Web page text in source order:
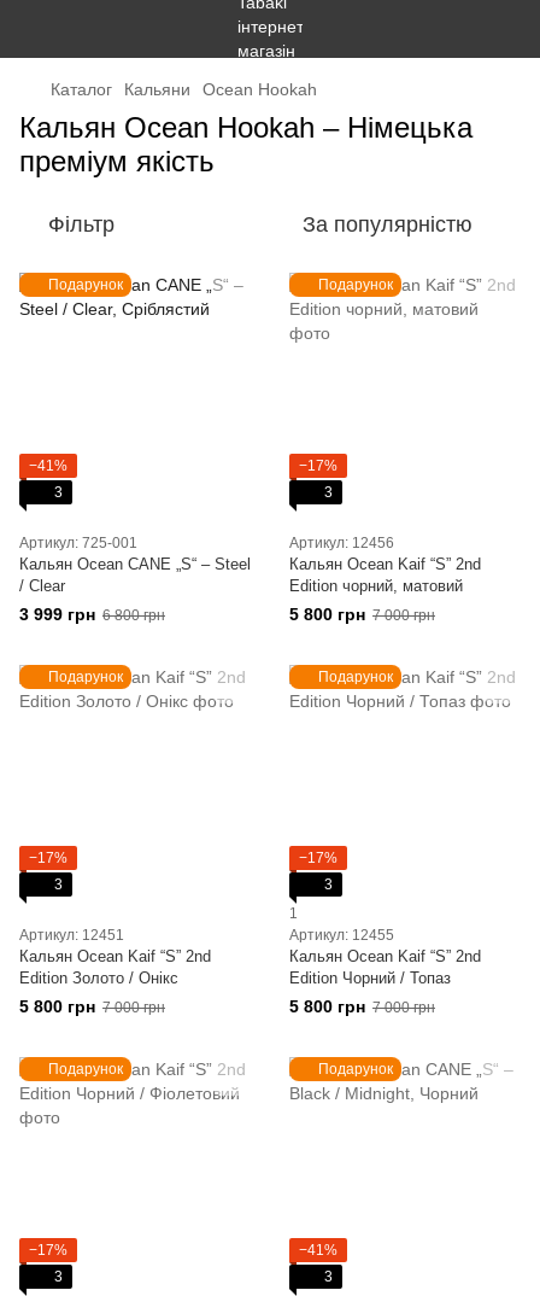
Каталог Кальяни Ocean Hookah
Кальян Ocean Hookah – Німецька
преміум якість
Фільтр За популярністю
Подарунок
−41%
3
Артикул: 725-001
Кальян Ocean CANE „S“ – Steel
/ Clear
3 999 грн 6 800 грн
Подарунок
−17%
3
Артикул: 12456
Кальян Ocean Kaif “S” 2nd
Edition чорний, матовий
5 800 грн 7 000 грн
Подарунок
−17%
3
Артикул: 12451
Кальян Ocean Kaif “S” 2nd
Edition Золото / Онікс
5 800 грн 7 000 грн
Подарунок
−17%
3
1
Артикул: 12455
Кальян Ocean Kaif “S” 2nd
Edition Чорний / Топаз
5 800 грн 7 000 грн
Подарунок
−17%
3
Подарунок
−41%
3